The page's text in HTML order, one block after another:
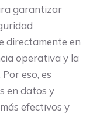
garantizar
directamente en
operativa y la
eso, es
en datos y
efectivos y